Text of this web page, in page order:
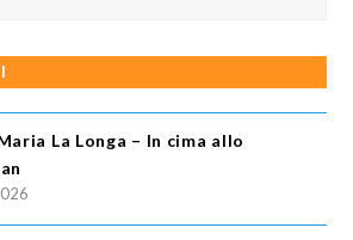
La Longa – In cima allo